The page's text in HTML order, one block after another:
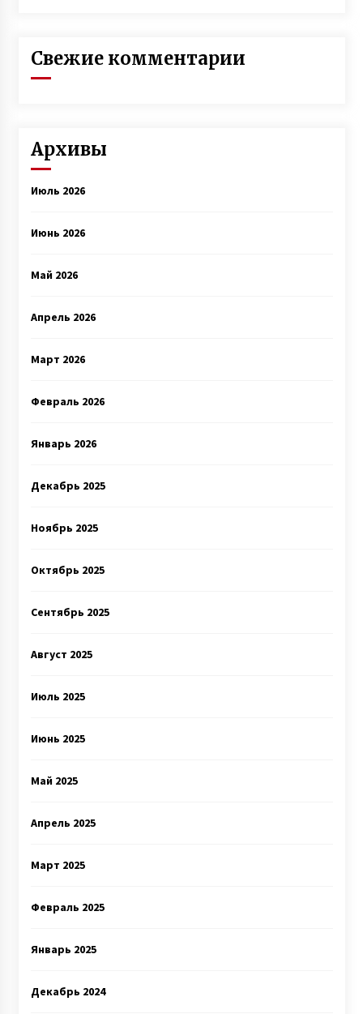
Свежие комментарии
Архивы
Июль 2026
Июнь 2026
Май 2026
Апрель 2026
Март 2026
Февраль 2026
Январь 2026
Декабрь 2025
Ноябрь 2025
Октябрь 2025
Сентябрь 2025
Август 2025
Июль 2025
Июнь 2025
Май 2025
Апрель 2025
Март 2025
Февраль 2025
Январь 2025
Декабрь 2024